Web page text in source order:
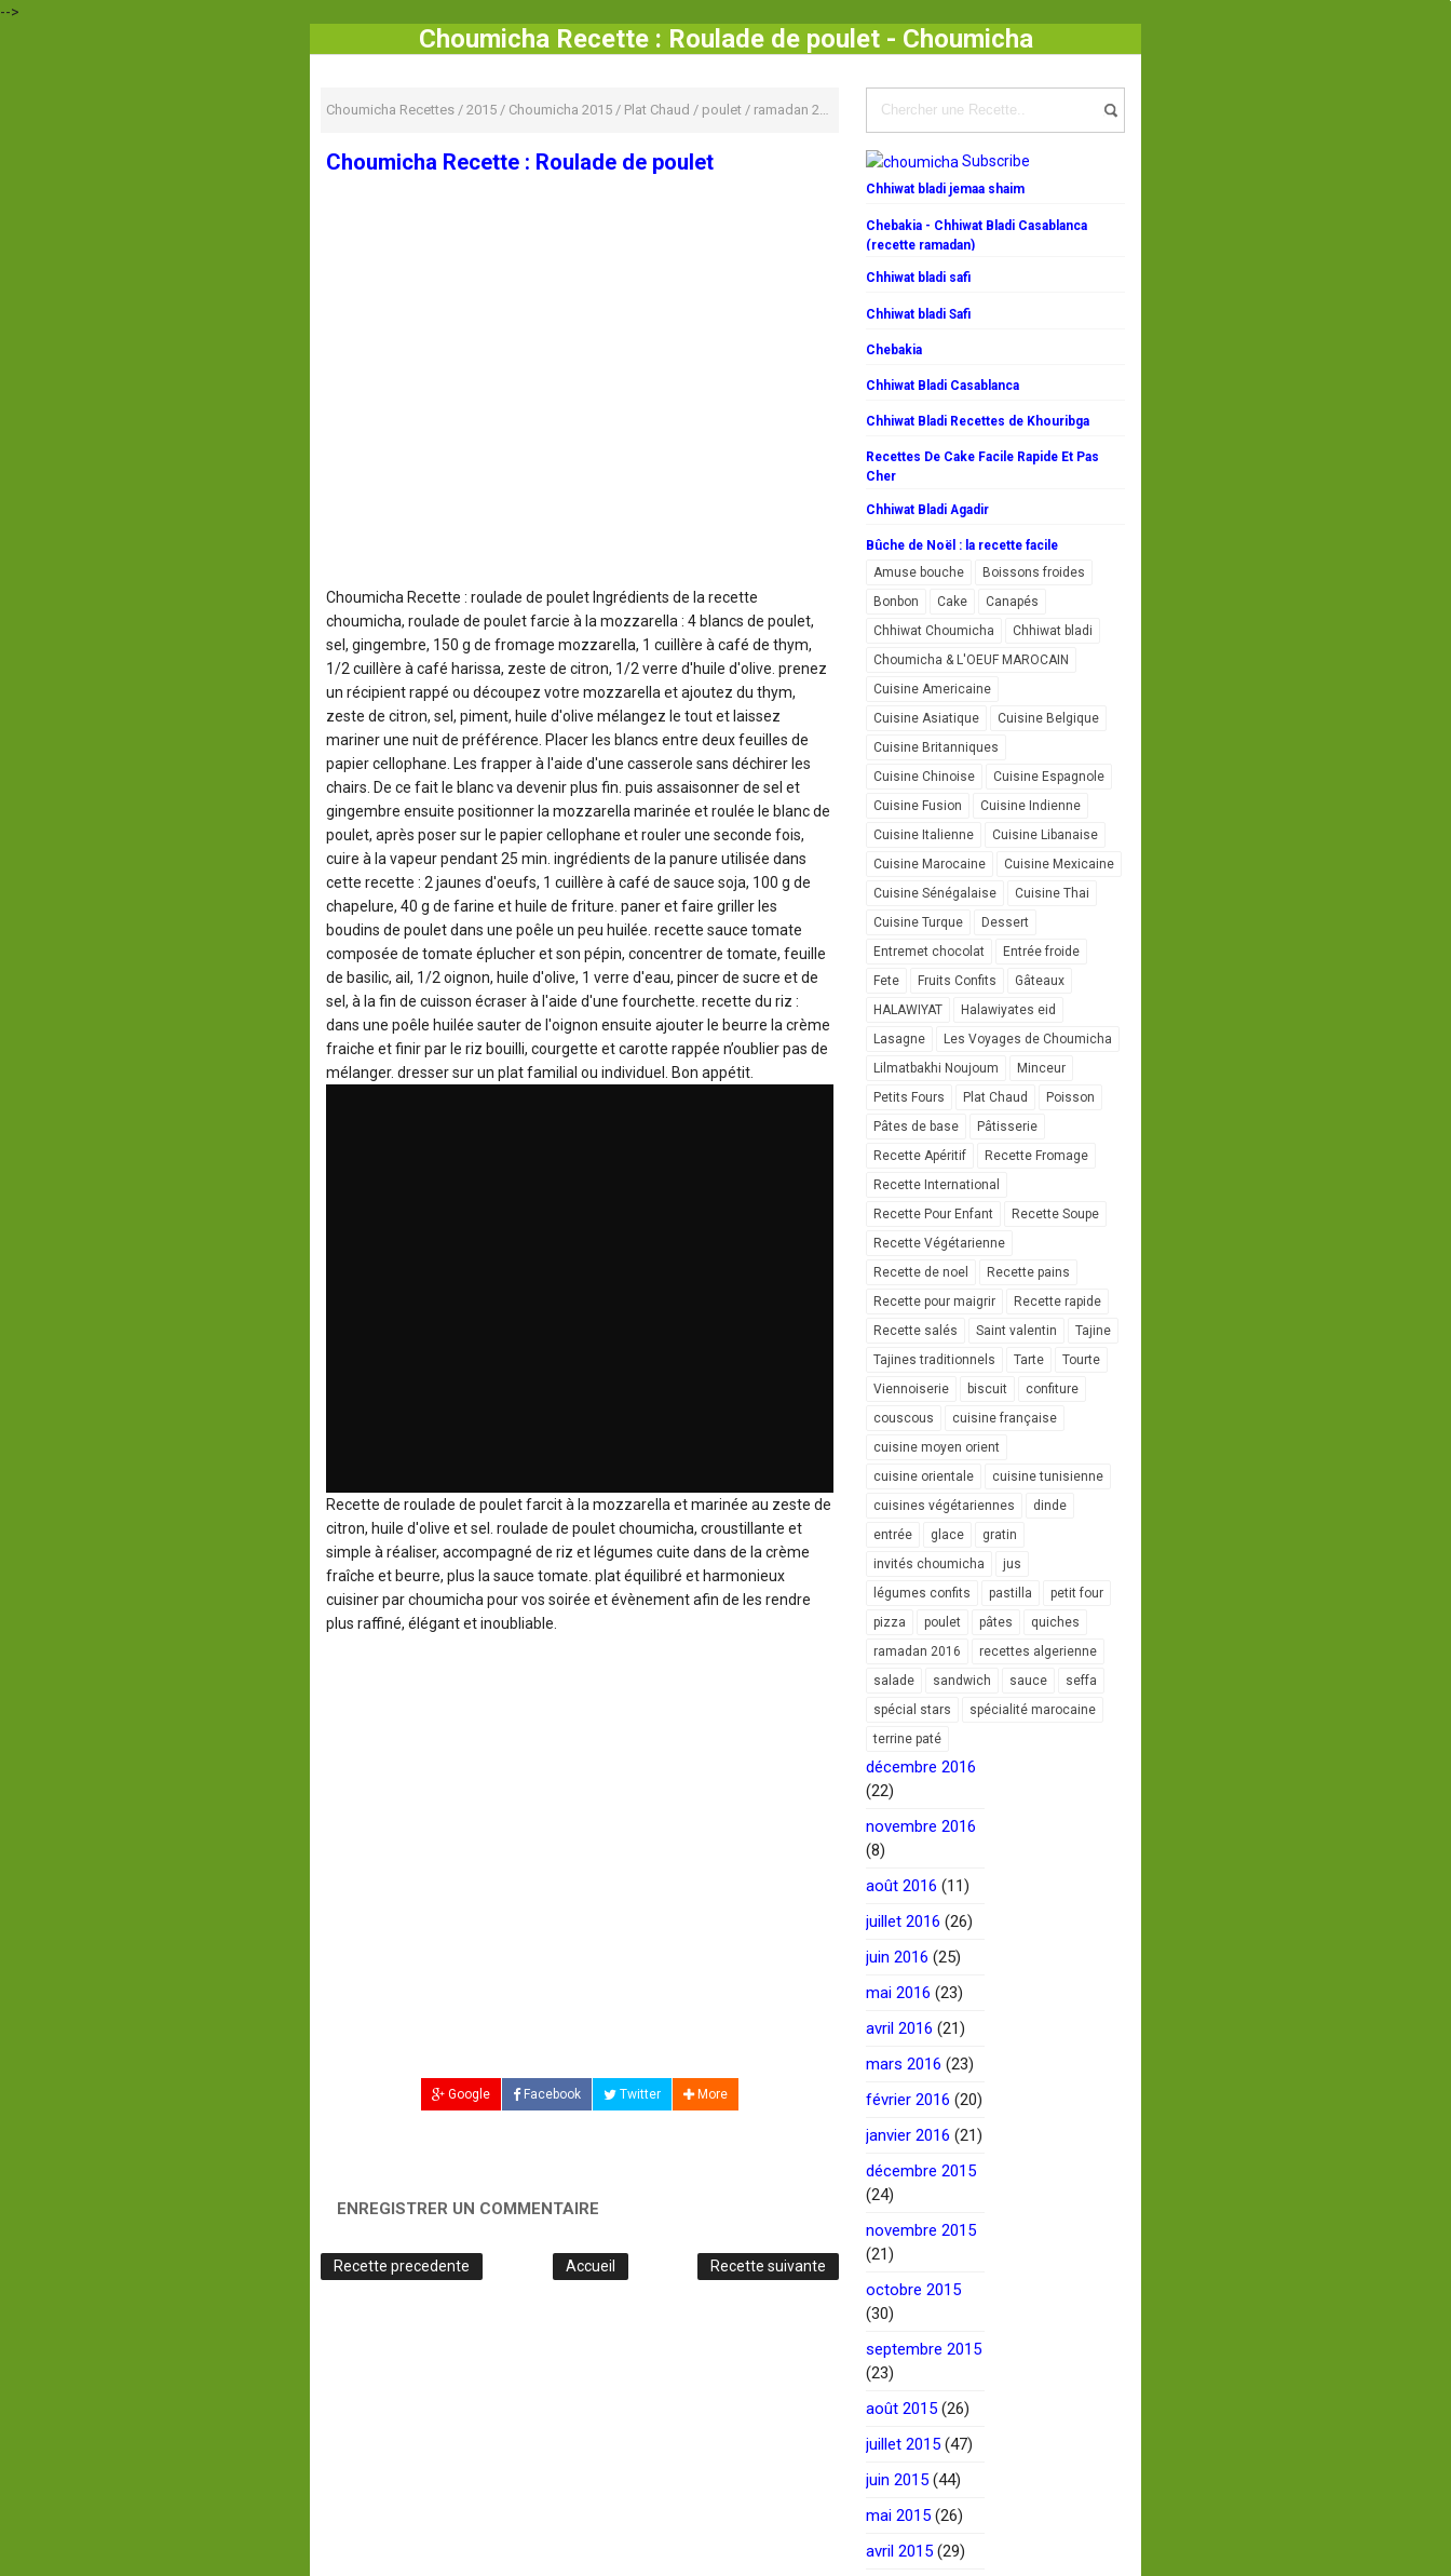
-->
Choumicha Recette : Roulade de poulet - Choumicha
Choumicha Recettes / 2015 / Choumicha 2015 / Plat Chaud / poulet / ramadan 2015 Recette Pour Enfant/Recette rapide Choumicha Recette : Roulade de poulet
Choumicha Recette : Roulade de poulet
Choumicha Recette : roulade de poulet Ingrédients de la recette
choumicha, roulade de poulet farcie à la mozzarella : 4 blancs de poulet,
sel, gingembre, 150 g de fromage mozzarella, 1 cuillère à café de thym,
1/2 cuillère à café harissa, zeste de citron, 1/2 verre d'huile d'olive. prenez
un récipient rappé ou découpez votre mozzarella et ajoutez du thym,
zeste de citron, sel, piment, huile d'olive mélangez le tout et laissez
mariner une nuit de préférence. Placer les blancs entre deux feuilles de
papier cellophane. Les frapper à l'aide d'une casserole sans déchirer les
chairs. De ce fait le blanc va devenir plus fin. puis assaisonner de sel et
gingembre ensuite positionner la mozzarella marinée et roulée le blanc de
poulet, après poser sur le papier cellophane et rouler une seconde fois,
cuire à la vapeur pendant 25 min. ingrédients de la panure utilisée dans
cette recette : 2 jaunes d'oeufs, 1 cuillère à café de sauce soja, 100 g de
chapelure, 40 g de farine et huile de friture. paner et faire griller les
boudins de poulet dans une poêle un peu huilée. recette sauce tomate
composée de tomate éplucher et son pépin, concentrer de tomate, feuille
de basilic, ail, 1/2 oignon, huile d'olive, 1 verre d'eau, pincer de sucre et de
sel, à la fin de cuisson écraser à l'aide d'une fourchette. recette du riz :
dans une poêle huilée sauter de l'oignon ensuite ajouter le beurre la crème
fraiche et finir par le riz bouilli, courgette et carotte rappée n’oublier pas de
mélanger. dresser sur un plat familial ou individuel. Bon appétit.
Recette de roulade de poulet farcit à la mozzarella et marinée au zeste de
citron, huile d'olive et sel. roulade de poulet choumicha, croustillante et
simple à réaliser, accompagné de riz et légumes cuite dans de la crème
fraîche et beurre, plus la sauce tomate. plat équilibré et harmonieux
cuisiner par choumicha pour vos soirée et évènement afin de les rendre
plus raffiné, élégant et inoubliable.
Google Facebook Twitter More
ENREGISTRER UN COMMENTAIRE
Recette precedente Recette suivante
Accueil
Subscribe
Chhiwat bladi jemaa shaim
Chebakia - Chhiwat Bladi Casablanca
(recette ramadan)
Chhiwat bladi safi
Chhiwat bladi Safi
Chebakia
Chhiwat Bladi Casablanca
Chhiwat Bladi Recettes de Khouribga
Recettes De Cake Facile Rapide Et Pas
Cher
Chhiwat Bladi Agadir
Bûche de Noël : la recette facile
Amuse bouche
Boissons froides
Bonbon
Cake
Canapés
Chhiwat Choumicha
Chhiwat bladi
Choumicha & L'OEUF MAROCAIN
Cuisine Americaine
Cuisine Asiatique
Cuisine Belgique
Cuisine Britanniques
Cuisine Chinoise
Cuisine Espagnole
Cuisine Fusion
Cuisine Indienne
Cuisine Italienne
Cuisine Libanaise
Cuisine Marocaine
Cuisine Mexicaine
Cuisine Sénégalaise
Cuisine Thai
Cuisine Turque
Dessert
Entremet chocolat
Entrée froide
Fete
Fruits Confits
Gâteaux
HALAWIYAT
Halawiyates eid
Lasagne
Les Voyages de Choumicha
Lilmatbakhi Noujoum
Minceur
Petits Fours
Plat Chaud
Poisson
Pâtes de base
Pâtisserie
Recette Apéritif
Recette Fromage
Recette International
Recette Pour Enfant
Recette Soupe
Recette Végétarienne
Recette de noel
Recette pains
Recette pour maigrir
Recette rapide
Recette salés
Saint valentin
Tajine
Tajines traditionnels
Tarte
Tourte
Viennoiserie
biscuit
confiture
couscous
cuisine française
cuisine moyen orient
cuisine orientale
cuisine tunisienne
cuisines végétariennes
dinde
entrée
glace
gratin
invités choumicha
jus
légumes confits
pastilla
petit four
pizza
poulet pâtes
quiches
ramadan 2016
recettes algerienne
salade
sandwich sauce
seffa
spécial stars
spécialité marocaine
terrine paté
décembre 2016
(22)
novembre 2016
(8)
août 2016 (11)
juillet 2016 (26)
juin 2016 (25)
mai 2016 (23)
avril 2016 (21)
mars 2016 (23)
février 2016 (20)
janvier 2016 (21)
décembre 2015
(24)
novembre 2015
(21)
octobre 2015
(30)
septembre 2015
(23)
août 2015 (26)
juillet 2015 (47)
juin 2015 (44)
mai 2015 (26)
avril 2015 (29)